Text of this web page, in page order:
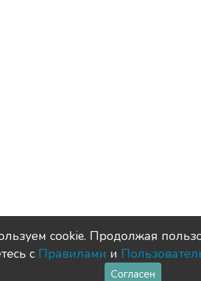
сookie. Продолжая
с Правилами и
Согласен